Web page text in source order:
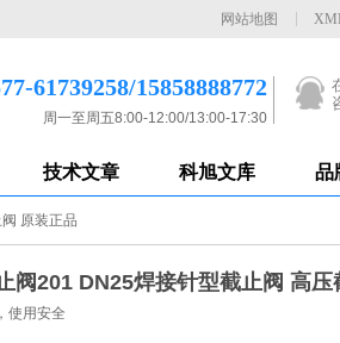
网站地图
15858888772
周一至周五8:00-12:00/13:00-17:30
技术文章 科旭文库 品
原装正品
阀201 DN25焊接针型截止阀 高
使用安全